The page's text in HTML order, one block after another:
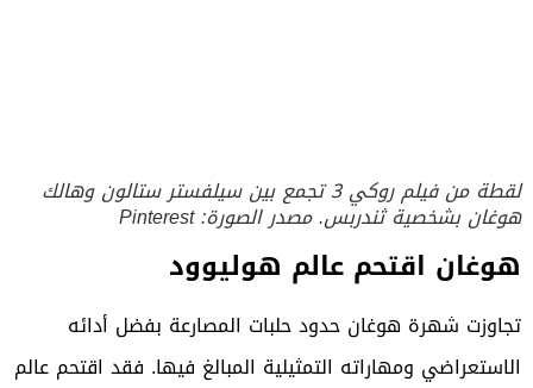
لقطة من فيلم روكي 3 تجمع بين سيلفستر ستالون وهالك
هوغان بشخصية ثندربس. مصدر الصورة: Pinterest
هوغان اقتحم عالم هوليوود
تجاوزت شهرة هوغان حدود حلبات المصارعة بفضل أدائه
الاستعراضي ومهاراته التمثيلية المبالغ فيها. فقد اقتحم عالم